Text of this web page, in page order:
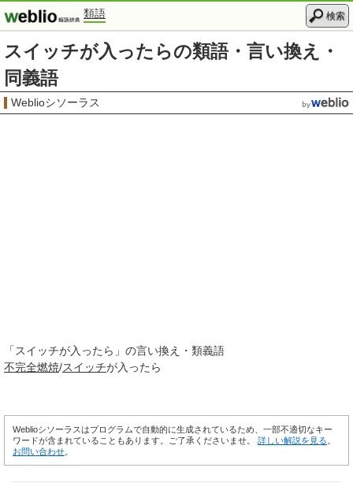
類語 検索
スイッチが入ったらの類語・言い換え・
同義語
Weblioシソーラス
「 スイッチが入ったら 」の言い換え・類義語
不完全燃焼/スイッチが入ったら
Weblioシソーラスはプログラムで自動的に生成されているため、一部不適切なキー
ワードが含まれていることもあります。ご了承くださいませ。 詳しい解説を見る
お問い合わせ